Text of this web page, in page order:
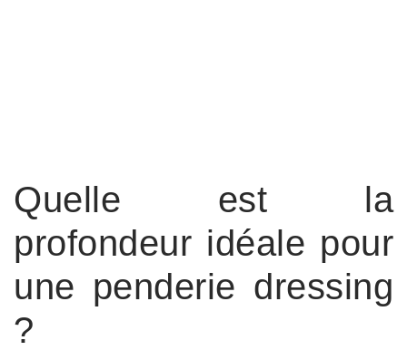
Quelle est la
profondeur idéale pour
une penderie dressing
?